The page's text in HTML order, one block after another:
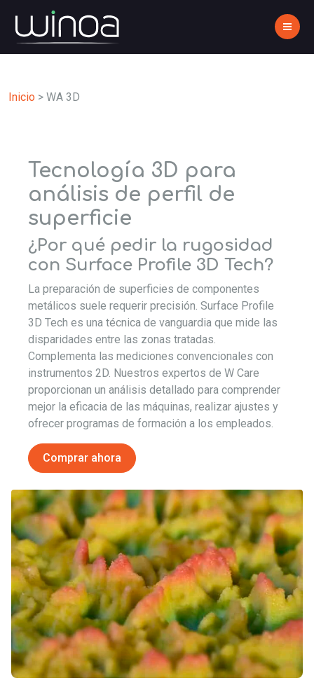
Inicio > WA 3D
Tecnología 3D para
análisis de perfil de
superficie
¿Por qué pedir la rugosidad
con Surface Profile 3D Tech?
La preparación de superficies de componentes
metálicos suele requerir precisión. Surface Profile
3D Tech es una técnica de vanguardia que mide las
disparidades entre las zonas tratadas.
Complementa las mediciones convencionales con
instrumentos 2D. Nuestros expertos de W Care
proporcionan un análisis detallado para comprender
mejor la eficacia de las máquinas, realizar ajustes y
ofrecer programas de formación a los empleados.
Comprar ahora